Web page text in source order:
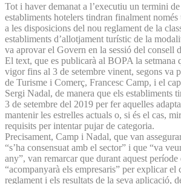
Tot i haver demanat a l’executiu un termini
establiments hotelers tindran finalment només
a les disposicions del nou reglament de la
establiments d’allotjament turístic de la
va aprovar el Govern en la sessió del consell
El text, que es publicarà al BOPA la setmana
vigor fins al 3 de setembre vinent, segons va
de Turisme i Comerç, Francesc Camp, i el
Sergi Nadal, de manera que els establiments
3 de setembre del 2019 per fer aquelles
mantenir les estrelles actuals o, si és el cas,
requisits per intentar pujar de categoria.
Precisament, Camp i Nadal, que van
“s’ha consensuat amb el sector” i que “va
any”, van remarcar que durant aquest
“acompanyarà els empresaris” per explicar el
reglament i els resultats de la seva aplicació,